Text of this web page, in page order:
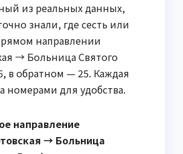
из реальных данных,
знали, где сесть или
направлении
→ Больница Святого
в обратном — 25. Каждая
номерами для удобства.
направление
→ Больница